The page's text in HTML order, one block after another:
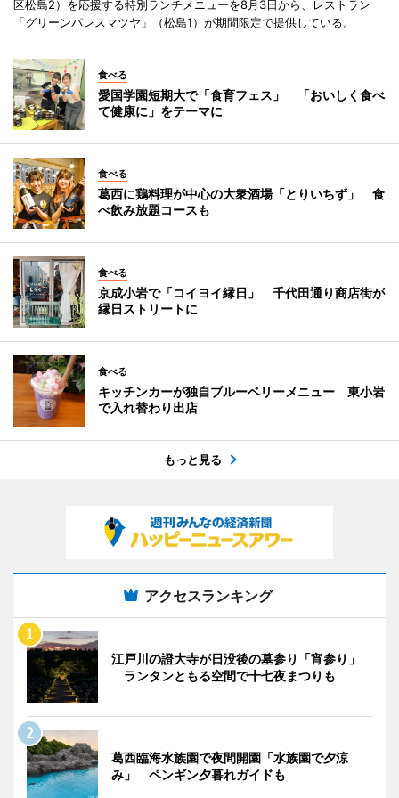
区松島2）を応援する特別ランチメニューを8月3日から、レストラン
「グリーンパレスマツヤ」（松島1）が期間限定で提供している。
食べる
愛国学園短期大で「食育フェス」 「おいしく食べ
て健康に」をテーマに
食べる
葛西に鶏料理が中心の大衆酒場「とりいちず」 食
べ飲み放題コースも
食べる
京成小岩で「コイヨイ縁日」 千代田通り商店街が
縁日ストリートに
食べる
キッチンカーが独自ブルーベリーメニュー 東小岩
で入れ替わり出店
もっと見る
アクセスランキング
江戸川の證大寺が日没後の墓参り「宵参り」
ランタンともる空間で十七夜まつりも
葛西臨海水族園で夜間開園「水族園で夕涼
み」 ペンギン夕暮れガイドも